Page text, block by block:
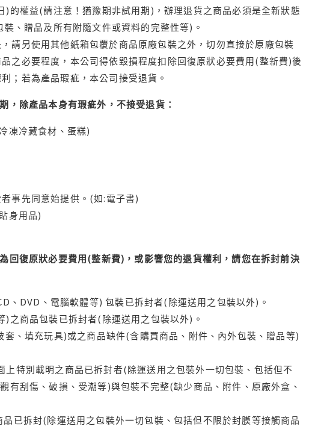
的權益(請注意！猶豫期非試用期)，辦理退貨之商品必須是全新狀態
、贈品及所有附隨文件或資料的完整性等)。
請另使用其他紙箱包覆於商品原廠包裝之外，切勿直接於原廠包裝
之必要程度，本公司得依毀損程度扣除回復原狀必要費用(整新費)後
；若為產品瑕疵，本公司接受退貨。
，除產品本身有瑕疵外，不接受退貨：
凍冷藏食材、蛋糕)
事先同意始提供。(如:電子書)
身用品)
回復原狀必要費用(整新費)，或影響您的退貨權利，請您在拆封前決
、DVD、電腦軟體等) 包裝已拆封者(除運送用之包裝以外)。
之商品包裝已拆封者(除運送用之包裝以外)。
、填充玩具)或之商品缺件(含購買商品、附件、內外包裝、贈品等)
特別載明之商品已拆封者(除運送用之包裝外一切包裝、包括但不
刮傷、破損、受潮等)與包裝不完整(缺少商品、附件、原廠外盒、
已拆封(除運送用之包裝外一切包裝、包括但不限於封膜等接觸商品